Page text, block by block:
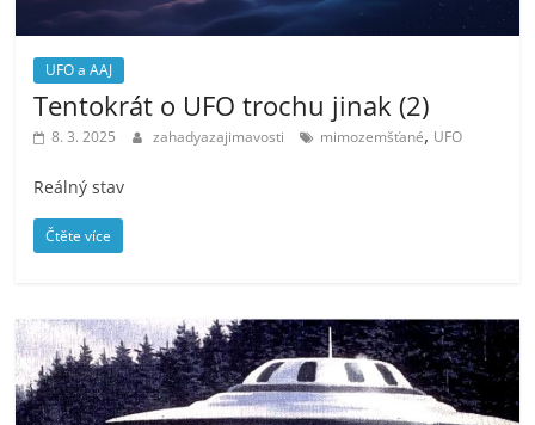
UFO a AAJ
Tentokrát o UFO trochu jinak (2)
8. 3. 2025 zahadyazajimavosti mimozemšťané, UFO
Reálný stav
Čtěte více